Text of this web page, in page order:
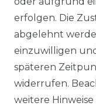
UNTERNEHMEN
ÜBER UNS
PHILOSOPHIE
LIVIPUR MÖBEL
erfolgen. Die
abgelehnt
einzuwilligen
späteren
widerrufen.
weitere